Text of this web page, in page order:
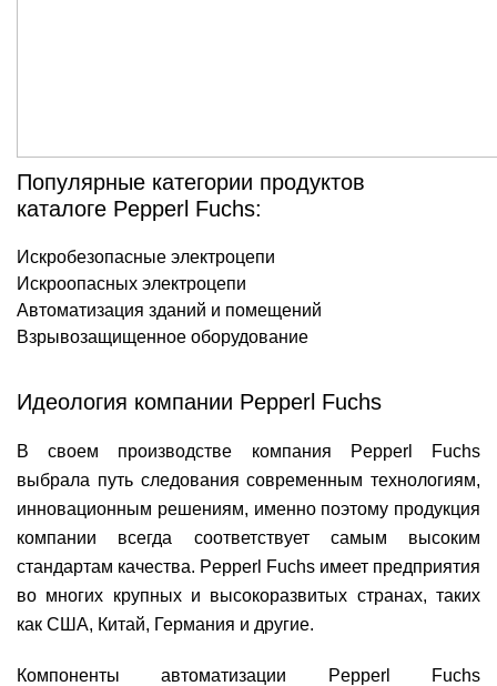
Популярные категории продуктов
каталоге Pepperl Fuchs:
Искробезопасные электроцепи
Искроопасных электроцепи
Автоматизация зданий и помещений
Взрывозащищенное оборудование
Идеология компании Pepperl Fuchs
В своем производстве компания Pepperl Fuchs
выбрала путь следования современным технологиям,
инновационным решениям, именно поэтому продукция
компании всегда соответствует самым высоким
стандартам качества. Pepperl Fuchs имеет предприятия
во многих крупных и высокоразвитых странах, таких
как США, Китай, Германия и другие.
Компоненты автоматизации Pepperl Fuchs